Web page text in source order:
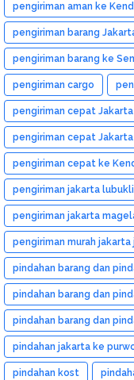
pengiriman aman ke
pengiriman barang
pengiriman barang ke
pengiriman cargo
pengiriman cepat
pengiriman cepat
pengiriman cepat ke
pengiriman jakarta
pengiriman jakarta
pengiriman murah jakarta
pindahan barang dan
pindahan barang dan
dan murah
pindahan barang dan
dan murah medan
pindahan jakarta ke
pindahan kost